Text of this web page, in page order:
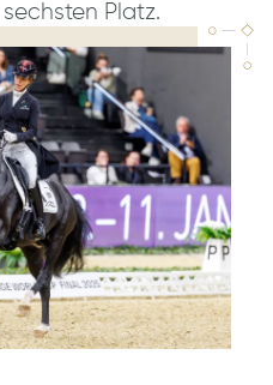
sechsten Platz.